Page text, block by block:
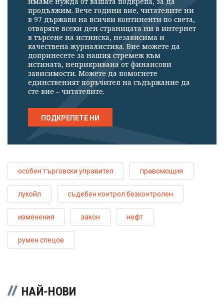
продължим. Вече години вие, читателите ни
в 97 държави на всички континенти по света,
отваряте всеки ден страницата ни в интернет
в търсене на истинска, независима и
качествена журналистика. Вие можете да
допринесете за нашия стремеж към
истината, неприкривана от финансови
зависимости. Можете да помогнете
единственият поръчител на съдържание да
сте вие – читателите.
ПОДКРЕПЕТЕ НИ
особен търговски управител правомощия
лукойл съдебен контрол безконтролен
изменения закон нефт
румен спецов
НАЙ-НОВИ